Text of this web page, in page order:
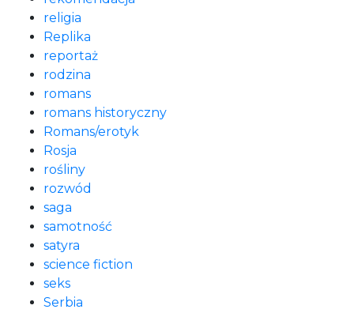
religia
Replika
reportaż
rodzina
romans
romans historyczny
Romans/erotyk
Rosja
rośliny
rozwód
saga
samotność
satyra
science fiction
seks
Serbia